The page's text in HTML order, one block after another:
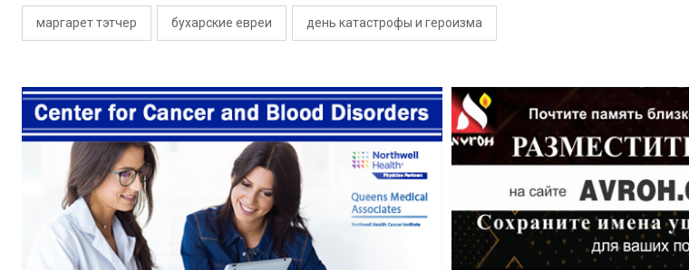
маргарет тэтчер бухарские евреи день катастрофы и героизма